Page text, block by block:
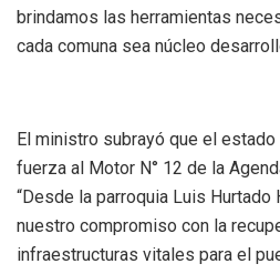
brindamos las herramientas
cada comuna sea núcleo
El ministro subrayó que el
fuerza al Motor N° 12 de la
“Desde la parroquia Luis Hurtado
nuestro compromiso con la
infraestructuras vitales para el